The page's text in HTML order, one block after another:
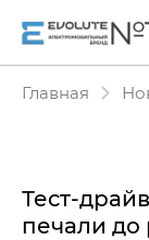
Главная
Тест-драйв
печали до